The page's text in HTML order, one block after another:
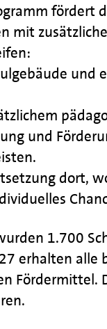
fördert
mit
und
und
dort,
1.700
erhalten alle
Fördermittel.